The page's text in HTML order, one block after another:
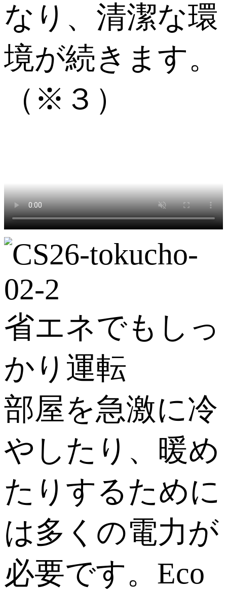
なり、清潔な環
境が続きます。
（※３）
省エネでもしっ
かり運転
部屋を急激に冷
やしたり、暖め
たりするために
は多くの電力が
必要です。Eco